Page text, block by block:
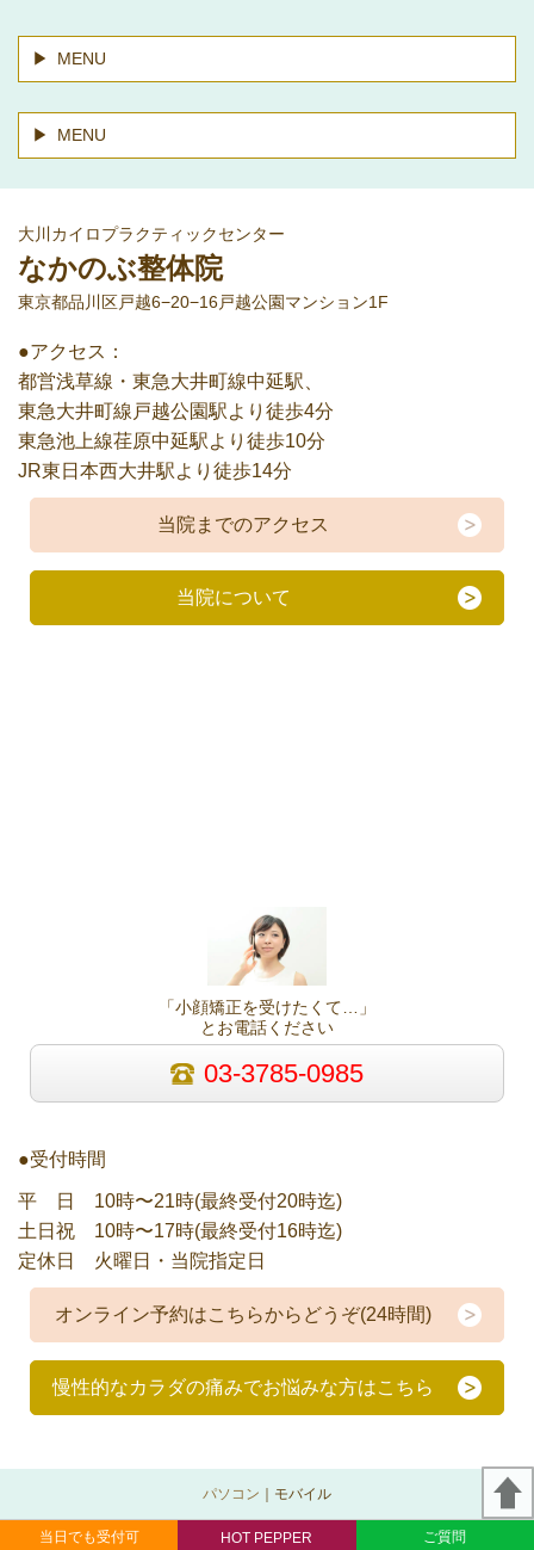
MENU
MENU
大川カイロプラクティックセンター
なかのぶ整体院
東京都品川区戸越6−20−16戸越公園マンション1F
●アクセス：
都営浅草線・東急大井町線中延駅、
東急大井町線戸越公園駅より徒歩4分
東急池上線荏原中延駅より徒歩10分
JR東日本西大井駅より徒歩14分
当院までのアクセス
当院について
「小顔矯正を受けたくて…」
とお電話ください
03-3785-0985
●受付時間
平 日 10時〜21時(最終受付20時迄)
土日祝 10時〜17時(最終受付16時迄)
定休日 火曜日・当院指定日
オンライン予約はこちらからどうぞ(24時間)
慢性的なカラダの痛みでお悩みな方はこちら
当日でも受付可 HOT PEPPER ご質問
パソコン ｜モバイル